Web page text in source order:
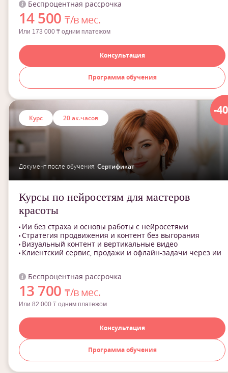
Беспроцентная рассрочка
14 500₸/в мес.
Или 173 000 ₸ одним платежом
Консультация
Программа обучения
-
Курс 20 ак.часов
Документ после обучения: Сертификат
Курсы по нейросетям для мастеров
красоты
Ии без страха и основы работы с нейросетями
Стратегия продвижения и контент без выгорания
Визуальный контент и вертикальные видео
Клиентский сервис, продажи и офлайн-задачи через ии
Беспроцентная рассрочка
13 700₸/в мес.
Или 82 000 ₸ одним платежом
Консультация
Программа обучения